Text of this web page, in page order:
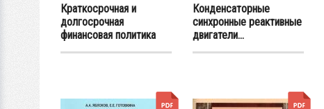
Краткосрочная и
долгосрочная
финансовая политика
Конденсаторные
синхронные реактивные
двигатели...